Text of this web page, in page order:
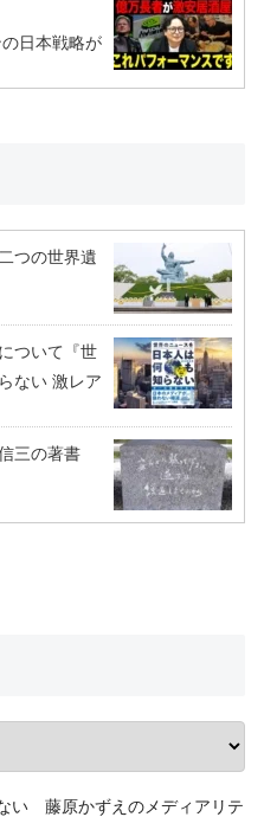
の日本戦略が
つの世界遺
ついて『世
ない 激レア
三の著書
い 藤原かずえのメディアリテ